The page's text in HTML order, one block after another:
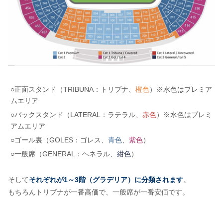
○正面スタンド（TRIBUNA：トリブナ、 橙色）※水色はプレミア
ムエリア
○バックスタンド（LATERAL：ラテラル、 赤色）※水色はプレミ
アムエリア
○ゴール裏（GOLES：ゴレス、 青色 紫色）
○一般席（GENERAL：ヘネラル、 紺色）
そしてそれぞれが1～3階（グラデリア）に分類されます。
もちろんトリブナが一番高価で、一般席が一番安価です。